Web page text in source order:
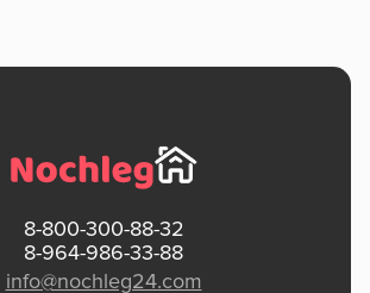
8-800-300-88-32
8-964-986-33-88
info@nochleg24.com